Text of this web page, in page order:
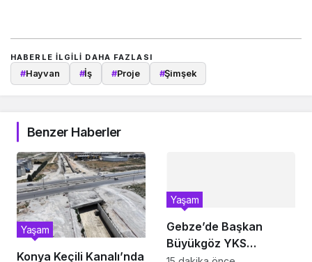
HABERLE ILGILI DAHA FAZLASI
#Hayvan #İş #Proje #Şimşek
Benzer Haberler
Konya Keçili Kanalı’nda
Yaşam
Gebze’de Başkan
Büyükgöz YKS
Yaşam